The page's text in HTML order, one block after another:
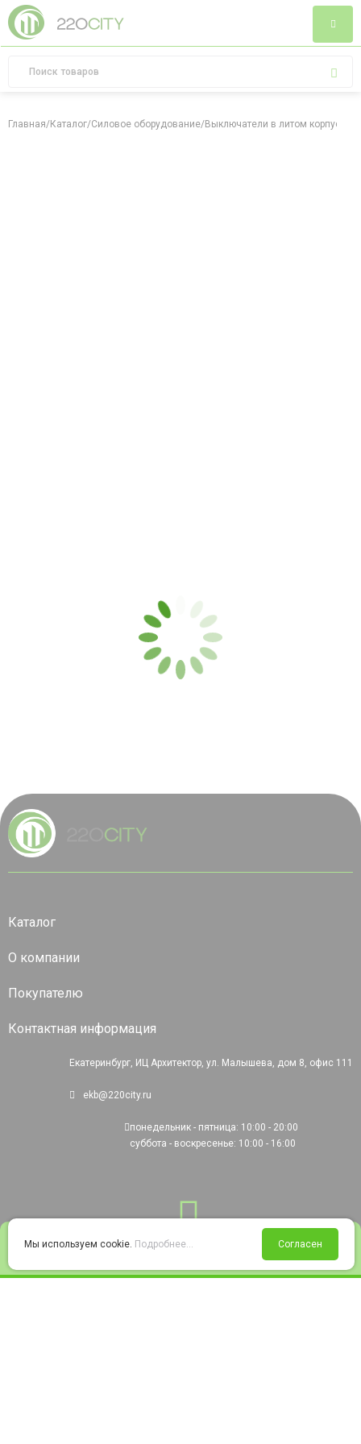
Войти Избранное Корзина
Главная/Каталог/Силовое оборудование/Выключатели в литом корпусе
Каталог
О компании
Покупателю
Контактная информация
Екатеринбург, ИЦ Архитектор, ул. Малышева, дом 8, офис 111
ekb@220city.ru
понедельник - пятница: 10:00 - 20:00
суббота - воскресенье: 10:00 - 16:00
Мы используем cookie. Подробнее... Согласен